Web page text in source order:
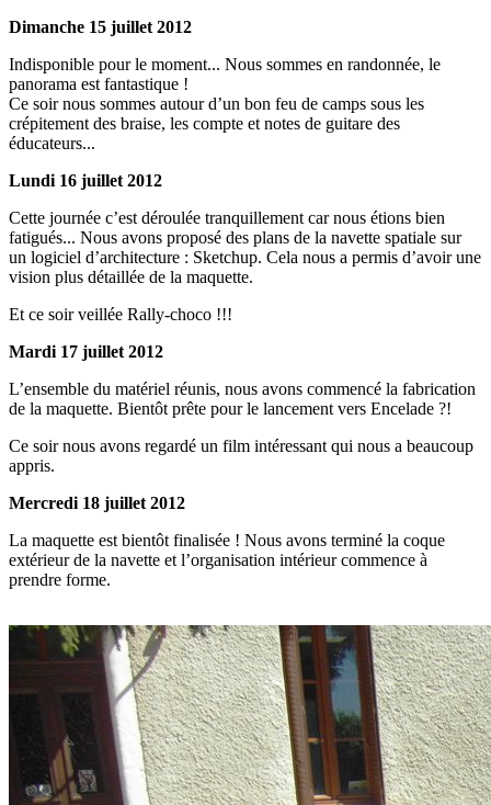
Dimanche 15 juillet 2012
Indisponible pour le moment... Nous sommes en randonnée, le
panorama est fantastique !
Ce soir nous sommes autour d’un bon feu de camps sous les
crépitement des braise, les compte et notes de guitare des
éducateurs...
Lundi 16 juillet 2012
Cette journée c’est déroulée tranquillement car nous étions bien
fatigués... Nous avons proposé des plans de la navette spatiale sur
un logiciel d’architecture : Sketchup. Cela nous a permis d’avoir une
vision plus détaillée de la maquette.
Et ce soir veillée Rally-choco !!!
Mardi 17 juillet 2012
L’ensemble du matériel réunis, nous avons commencé la fabrication
de la maquette. Bientôt prête pour le lancement vers Encelade ?!
Ce soir nous avons regardé un film intéressant qui nous a beaucoup
appris.
Mercredi 18 juillet 2012
La maquette est bientôt finalisée ! Nous avons terminé la coque
extérieur de la navette et l’organisation intérieur commence à
prendre forme.